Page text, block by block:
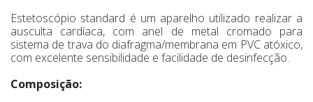
Estetoscópio standard é um aparelho utilizado realizar a
ausculta cardíaca, com anel de metal cromado para
sistema de trava do diafragma/membrana em PVC atóxico,
com excelente sensibilidade e facilidade de desinfecção.
Composição: